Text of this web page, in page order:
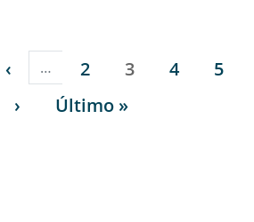
Página anterior
‹ … Página
2 Página
3 Página
4 5
Siguiente página
› Última página
Último »